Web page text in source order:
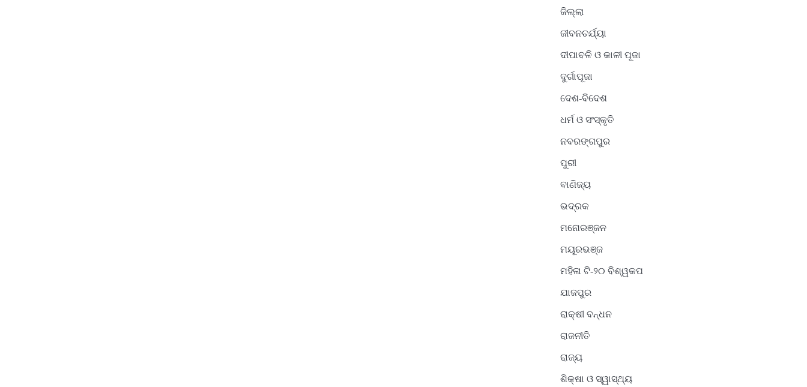
ଜିଲ୍ଲା
ଜୀବନଚର୍ଯ୍ୟା
ଦୀପାବଳି ଓ କାଳୀ ପୂଜା
ଦୁର୍ଗାପୂଜା
ଦେଶ-ବିଦେଶ
ଧର୍ମ ଓ ସଂସ୍କୃତି
ନବରଙ୍ଗପୁର
ପୁରୀ
ବାଣିଜ୍ୟ
ଭଦ୍ରକ
ମନୋରଞ୍ଜନ
ମୟୂରଭଞ୍ଜ
ମହିଳା ଟି-୨୦ ବିଶ୍ୱକପ
ଯାଜପୁର
ରାକ୍ଷୀ ବନ୍ଧନ
ରାଜନୀତି
ରାଜ୍ୟ
ଶିକ୍ଷା ଓ ସ୍ୱାସ୍ଥ୍ୟ